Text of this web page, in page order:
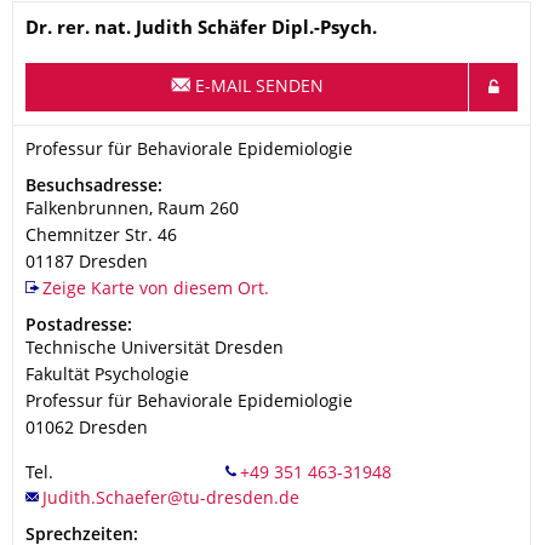
Name
Dr. rer. nat. Judith Schäfer Dipl.-Psych.
E-MAIL SENDEN
Organisationsname
Professur für Behaviorale Epidemiologie
Professur für Behaviorale Epidemiologie
Adresse
Besuchsadresse:
Falkenbrunnen, Raum 260
Chemnitzer Str. 46
01187 Dresden
Zeige Karte von diesem Ort.
Adresse
Postadresse:
Technische Universität Dresden
Fakultät Psychologie
Professur für Behaviorale Epidemiologie
01062 Dresden
Tel.
Sprechzeiten: